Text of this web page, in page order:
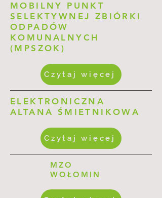
MOBILNY PUNKT
SELEKTYWNEJ ZBIÓRKI
ODPADÓW
KOMUNALNYCH
(MPSZOK)
Czytaj więcej
ELEKTRONICZNA
ALTANA ŚMIETNIKOWA
Czytaj więcej
MZO
WOŁOMIN